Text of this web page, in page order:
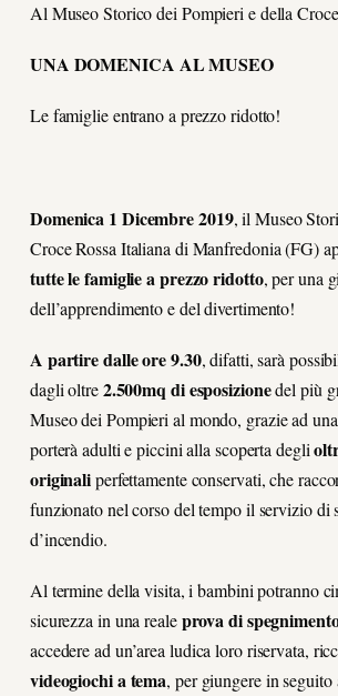
Al Museo Storico dei Pompieri e della
UNA DOMENICA AL MUSEO
Le famiglie entrano a prezzo ridotto!
Domenica 1 Dicembre 2019, il Museo
Croce Rossa Italiana di Manfredonia (FG)
tutte le famiglie a prezzo ridotto, per una
dell’apprendimento e del divertimento!
A partire dalle ore 9.30, difatti, sarà
dagli oltre2.500mq di esposizionedel più
Museo dei Pompieri al mondo, grazie ad una
porterà adulti e piccini alla scoperta degli
originaliperfettamente conservati, che
funzionato nel corso del tempo il servizio di
d’incendio.
Al termine della visita, i bambini potranno
sicurezza in una realeprova di
accedere ad un’area ludica loro riservata,
videogiochi a tema, per giungere in seguito